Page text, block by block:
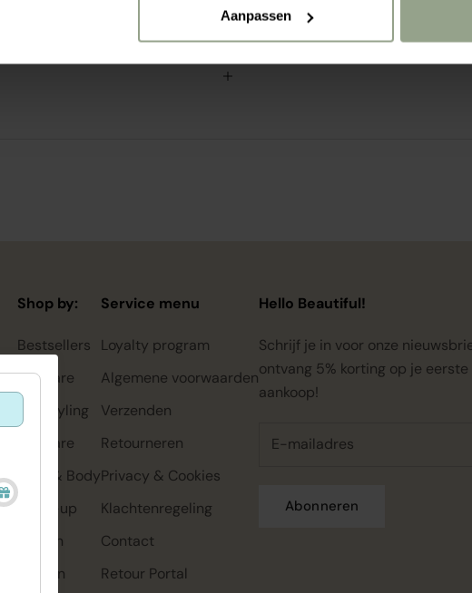
Aanpassen
Shop by:
Bestsellers
Haircare
Hairstyling
Skincare
Bath & Body
Make-up
Welzijn
Merken
Service menu
Loyalty program
Algemene voorwaarden
Verzenden
Retourneren
Privacy & Cookies
Klachtenregeling
Contact
Retour Portal
Hello Beautiful!
Schrijf je in voor onze
ontvang 5% korting op je eerste
aankoop!
Abonneren
Rahua classic conditioner mini,
€0.00
€7.95
Rahua classic shampoo mini,
€0.00
€7.95
Rahua color full shampoo mini,
€0.00
€7.95